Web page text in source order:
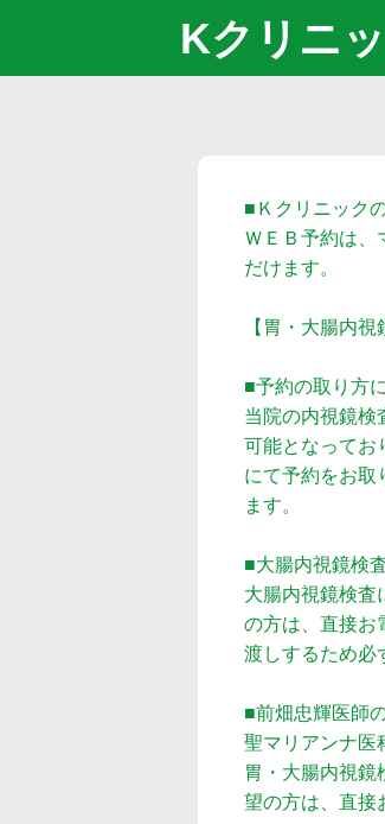
Kクリニ
■Ｋクリニック
ＷＥＢ予約は、
だけます。
【胃・大腸内
■予約の取り方
当院の内視鏡検
可能となってお
にて予約をお取
ます。
■大腸内視鏡検
大腸内視鏡検査
の方は、直接お
渡しするため必
■前畑忠輝医師
聖マリアンナ医
胃・大腸内視鏡
望の方は、直接